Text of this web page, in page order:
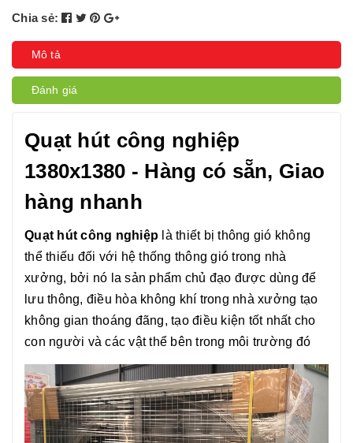
Chia sẻ:
Mô tả
Đánh giá
Quạt hút công nghiệp
1380x1380 - Hàng có sẵn, Giao
hàng nhanh
Quạt hút công nghiệp là thiết bị thông gió không
thể thiếu đối với hệ thống thông gió trong nhà
xưởng, bởi nó la sản phẩm chủ đạo được dùng để
lưu thông, điều hòa không khí trong nhà xưởng tạo
không gian thoáng đãng, tạo điều kiện tốt nhất cho
con người và các vật thể bên trong môi trường đó